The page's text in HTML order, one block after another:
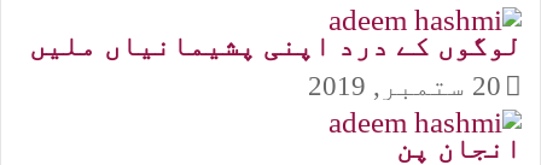
لوگوں کے درد اپنی پشیمانیاں ملیں
20 ستمبر, 2019
انجان پن